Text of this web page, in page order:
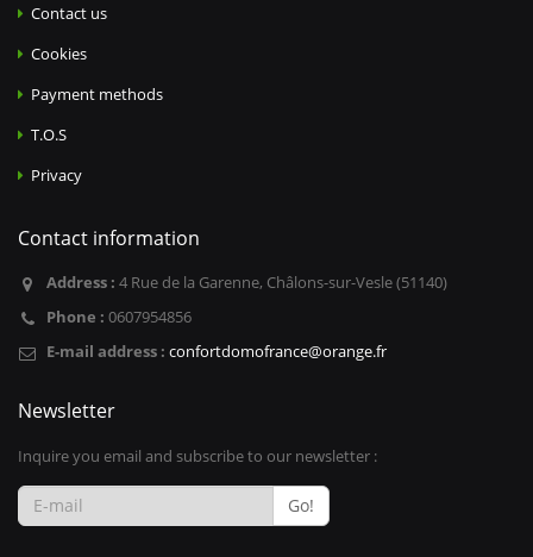
Contact us
Cookies
Payment methods
T.O.S
Privacy
Contact information
Address : 4 Rue de la Garenne, Châlons-sur-Vesle (51140)
Phone : 0607954856
E-mail address : confortdomofrance@orange.fr
Newsletter
Inquire you email and subscribe to our newsletter :
Go!